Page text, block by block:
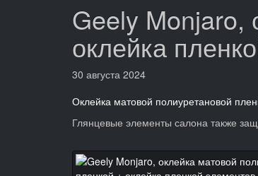
Geely Monjaro,
оклейка
30 августа 2024
Оклейка матовой полиуретановой
Глянцевые элементы салона также